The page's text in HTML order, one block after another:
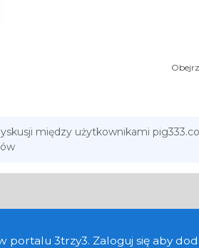
między użytkownikami
portalu 3trzy3. Zaloguj się aby